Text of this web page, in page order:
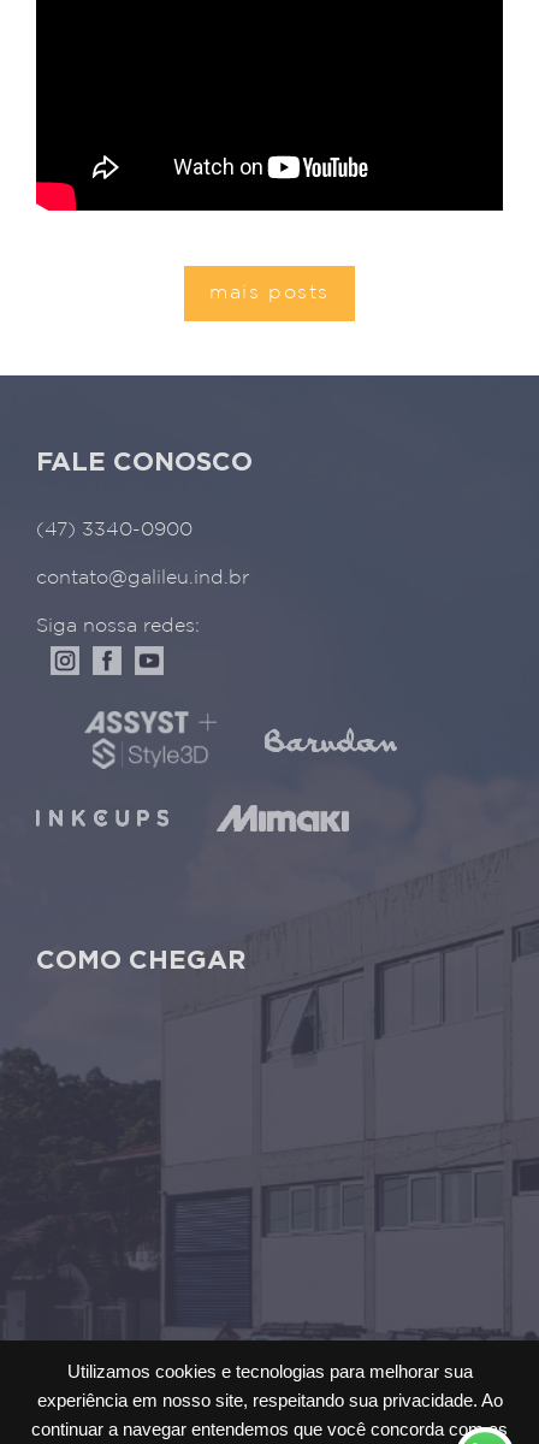
Utilizamos cookies e tecnologias para melhorar sua
experiência em nosso site, respeitando sua privacidade. Ao
continuar a navegar entendemos que você concorda com as
mais posts
FALE CONOSCO
(47) 3340-0900
contato@galileu.ind.br
Siga nossa redes:
COMO CHEGAR